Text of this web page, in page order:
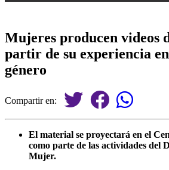
Mujeres producen videos
partir de su experiencia
género
Compartir en:
El material se proyectará en el
como parte de las actividades del
Mujer.